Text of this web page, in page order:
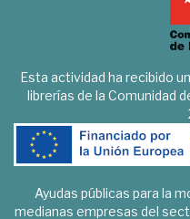
Esta actividad ha recibido
librerías de la Comunidad
Ayudas públicas para la
medianas empresas del